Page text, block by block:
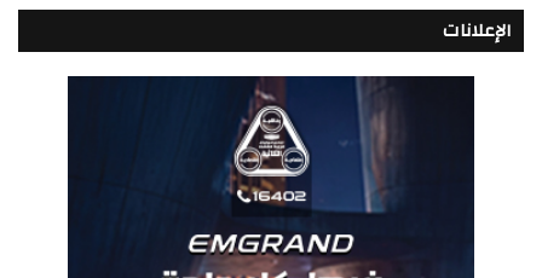
الإعلانات